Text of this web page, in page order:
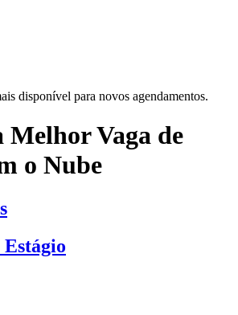
disponível para novos agendamentos.
Melhor Vaga de
o Nube